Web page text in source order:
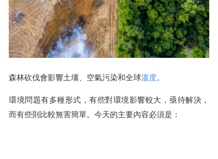
森林砍伐會影響土壤、空氣污染和全球溫度。
環境問題有多種形式，有些對環境影響較大，亟待解決，
而有些則比較無害簡單。今天的主要內容必須是：